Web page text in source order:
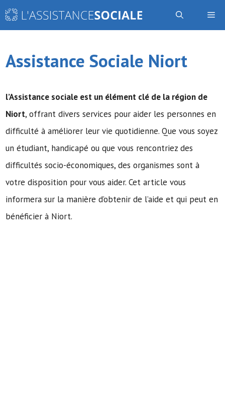
Aller
Assistance Sociale Niort
l’Assistance sociale est un élément clé de la région de
Niort, offrant divers services pour aider les personnes en
difficulté à améliorer leur vie quotidienne. Que vous soyez
un étudiant, handicapé ou que vous rencontriez des
difficultés socio-économiques, des organismes sont à
votre disposition pour vous aider. Cet article vous
informera sur la manière d’obtenir de l’aide et qui peut en
bénéficier à Niort.